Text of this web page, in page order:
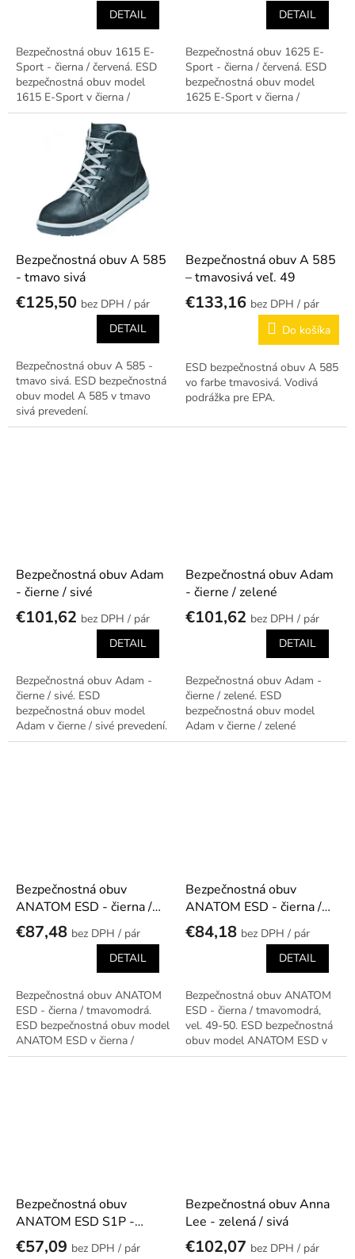
DETAIL
Bezpečnostná obuv 1615 E-
Sport - čierna / červená. ESD
bezpečnostná obuv model
1615 E-Sport v čierna /
červená prevedení.
DETAIL
Bezpečnostná obuv 1625 E-
Sport - čierna / červená. ESD
bezpečnostná obuv model
1625 E-Sport v čierna /
červená prevedení.
Bezpečnostná obuv A 585
- tmavo sivá
€125,50
/ pár
DETAIL
Bezpečnostná obuv A 585 -
tmavo sivá. ESD bezpečnostná
obuv model A 585 v tmavo
sivá prevedení.
Bezpečnostná obuv A 585
– tmavosivá veľ. 49
€133,16
/ pár
Do košíka
ESD bezpečnostná obuv A 585
vo farbe tmavosivá. Vodivá
podrážka pre EPA.
Bezpečnostná obuv Adam
- čierne / sivé
€101,62
/ pár
DETAIL
Bezpečnostná obuv Adam -
čierne / sivé. ESD
bezpečnostná obuv model
Adam v čierne / sivé prevedení.
Bezpečnostná obuv Adam
- čierne / zelené
€101,62
/ pár
DETAIL
Bezpečnostná obuv Adam -
čierne / zelené. ESD
bezpečnostná obuv model
Adam v čierne / zelené
prevedení.
Bezpečnostná obuv
ANATOM ESD - čierna /
tmavomodrá
€87,48
/ pár
DETAIL
Bezpečnostná obuv ANATOM
ESD - čierna / tmavomodrá.
ESD bezpečnostná obuv model
ANATOM ESD v čierna /
tmavomodrá prevedení.
Bezpečnostná obuv
ANATOM ESD - čierna /
tmavomodrá, vel. 49-50
€84,18
/ pár
DETAIL
Bezpečnostná obuv ANATOM
ESD - čierna / tmavomodrá,
vel. 49-50. ESD bezpečnostná
obuv model ANATOM ESD v
čierna / tmavomodrá, vel. 49-
Bezpečnostná obuv
ANATOM ESD S1P -
čierna / tmavomodrá
€57,09
/ pár
Bezpečnostná obuv Anna
Lee - zelená / sivá
€102,07
/ pár